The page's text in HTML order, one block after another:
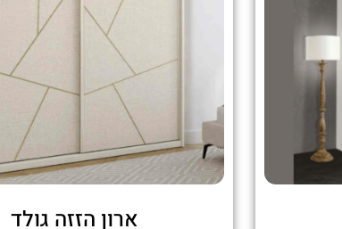
ארון הזזה גולד